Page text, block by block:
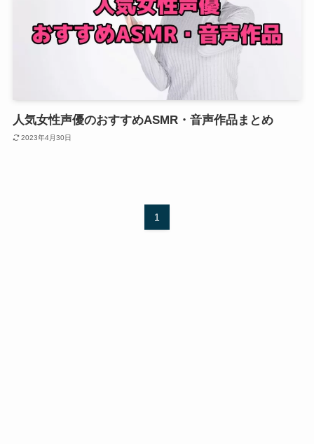
人気女性声優のおすすめASMR・音声作品まとめ
2023年4月30日
1